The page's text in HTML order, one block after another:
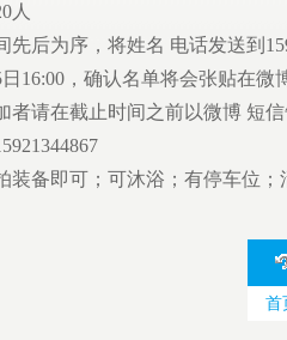
人
先后为序，将姓名 电话发送到
16:00，确认名单将会张贴在微
请在截止时间之前以微博 短信
装备即可；可沐浴；有停车位
首